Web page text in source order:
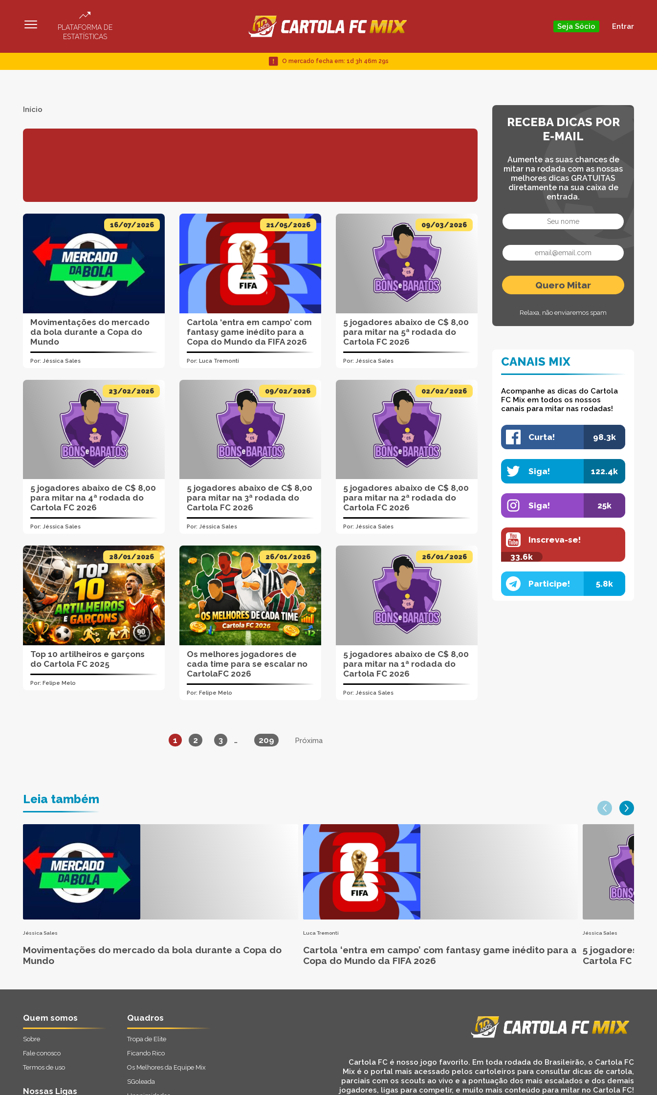
PLATAFORMA DE
ESTATÍSTICAS
Seja Sócio Entrar
O mercado fecha em: 1d 3h 46m 28s
Início
16/07/2026
Movimentações do mercado
da bola durante a Copa do
Mundo
Por: Jéssica Sales
21/05/2026
Cartola ‘entra em campo’ com
fantasy game inédito para a
Copa do Mundo da FIFA 2026
Por: Luca Tremonti
09/03/2026
5 jogadores abaixo de C$ 8,00
para mitar na 5ª rodada do
Cartola FC 2026
Por: Jéssica Sales
23/02/2026
5 jogadores abaixo de C$ 8,00
para mitar na 4ª rodada do
Cartola FC 2026
Por: Jéssica Sales
09/02/2026
5 jogadores abaixo de C$ 8,00
para mitar na 3ª rodada do
Cartola FC 2026
Por: Jéssica Sales
02/02/2026
5 jogadores abaixo de C$ 8,00
para mitar na 2ª rodada do
Cartola FC 2026
Por: Jéssica Sales
28/01/2026
Top 10 artilheiros e garçons
do Cartola FC 2025
Por: Felipe Melo
26/01/2026
Os melhores jogadores de
cada time para se escalar no
CartolaFC 2026
Por: Felipe Melo
26/01/2026
5 jogadores abaixo de C$ 8,00
para mitar na 1ª rodada do
Cartola FC 2026
Por: Jéssica Sales
1 2 3 … 209 Próxima
RECEBA DICAS POR
E-MAIL
Aumente as suas chances de
mitar na rodada com as nossas
melhores dicas GRATUITAS
diretamente na sua caixa de
entrada.
Relaxa, não enviaremos spam
CANAIS MIX
Acompanhe as dicas do Cartola
FC Mix em todos os nossos
canais para mitar nas rodadas!
Curta! 98.3k
Siga! 122.4k
Siga! 25k
Inscreva-se!
33.6k
Participe! 5.8k
Leia também
Jéssica Sales
Movimentações do mercado da bola durante a Copa do
Mundo
Luca Tremonti
Cartola ‘entra em campo’ com fantasy game inédito para a
Copa do Mundo da FIFA 2026
Jéssica Sales
5 jogadores
Cartola FC 2026
Quem somos
Sobre
Fale conosco
Termos de uso
Nossas Ligas
Quadros
Tropa de Elite
Ficando Rico
Os Melhores da Equipe Mix
SGoleada
Cartola FC é nosso jogo favorito. Em toda rodada do Brasileirão, o Cartola FC
Mix é o portal mais acessado pelos cartoleiros para consultar dicas de cartola,
parciais com os scouts ao vivo e a pontuação dos mais escalados e dos demais
jogadores, ligas para competir, e muito mais conteúdo para mitar no Cartola FC!